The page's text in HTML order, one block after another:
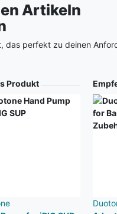
Artikeln
das perfekt zu deinen
Produkt